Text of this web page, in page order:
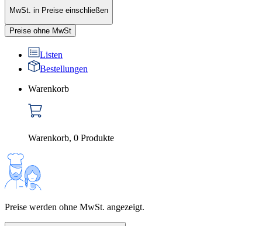
MwSt. in Preise einschließen
Preise ohne MwSt
Listen
Bestellungen
Warenkorb
Warenkorb, 0 Produkte
Preise werden ohne MwSt. angezeigt.